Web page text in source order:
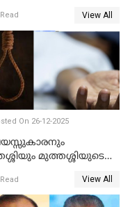
View All
On 26-12-2025
മുത്തശ്ശിയുടെ
View All